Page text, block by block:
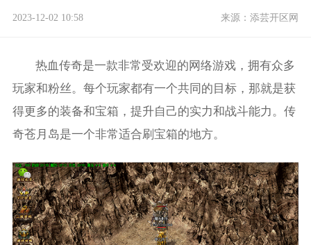
2023-12-02 10:58 来源：添芸开区网
热血传奇是一款非常受欢迎的网络游戏，拥有众多
玩家和粉丝。每个玩家都有一个共同的目标，那就是获
得更多的装备和宝箱，提升自己的实力和战斗能力。传
奇苍月岛是一个非常适合刷宝箱的地方。